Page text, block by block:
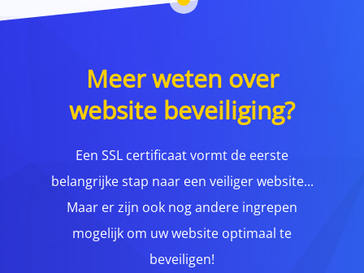
Meer weten over
website beveiliging?
Een SSL certificaat vormt de eerste
belangrijke stap naar een veiliger website...
Maar er zijn ook nog andere ingrepen
mogelijk om uw website optimaal te
beveiligen!